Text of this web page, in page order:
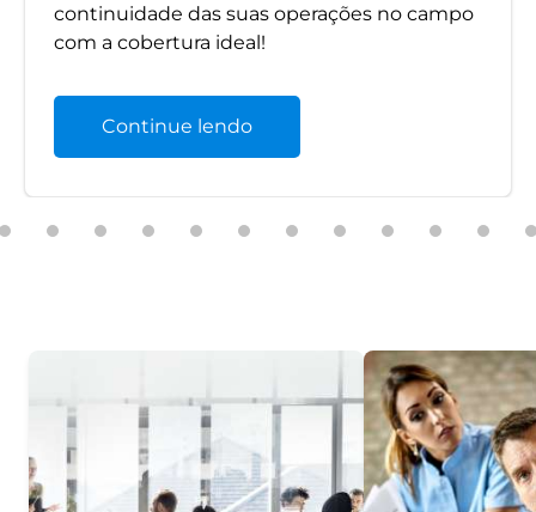
continuidade das suas operações no campo
com a cobertura ideal!
Continue lendo